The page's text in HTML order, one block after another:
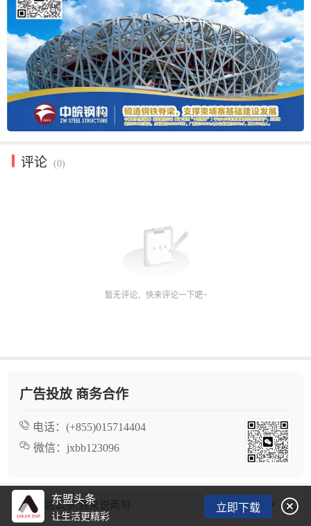
评论 (0)
广告投放 商务合作
电话： (+855)015714404
微信： jxbb123096
看了这么多,我来说两句
东盟头条
让生活更精彩
立即下载 